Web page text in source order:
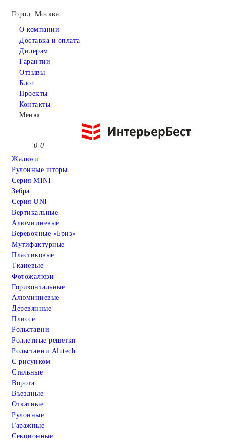
Город: Москва
О компании
Доставка и оплата
Дилерам
Гарантии
Отзывы
Блог
Проекты
Контакты
Меню
0 0
Жалюзи
Рулонные шторы
Серия MINI
Зебра
Серия UNI
Вертикальные
Алюмииневые
Веревочные «Бриз»
Мутифактурные
Пластиковые
Тканевые
Фотожалюзи
Горизонтальные
Алюминиевые
Деревянные
Плиссе
Рольставни
Роллетные решётки
Рольставни Alutech
С рисунком
Стальные
Ворота
Въездные
Откатные
Рулонные
Гаражные
Cекционные